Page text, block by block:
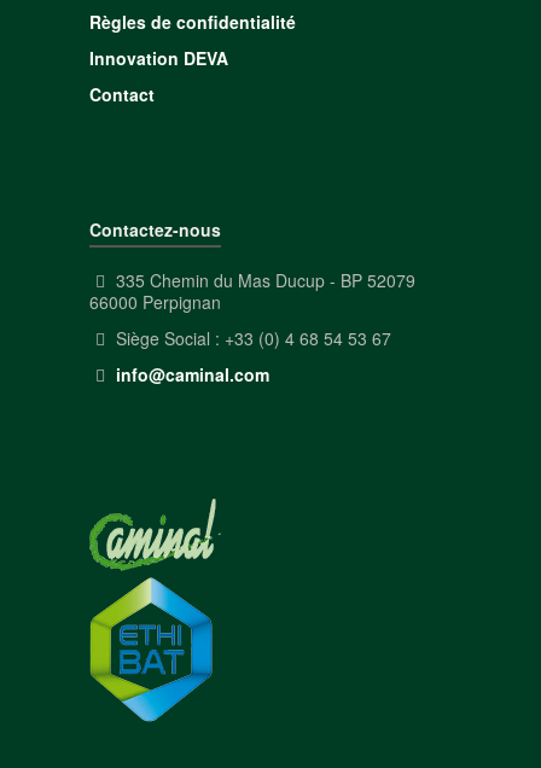
Règles de confidentialité
Innovation DEVA
Contact
Contactez-nous
335 Chemin du Mas Ducup - BP 52079
66000 Perpignan
Siège Social : +33 (0) 4 68 54 53 67
info@caminal.com